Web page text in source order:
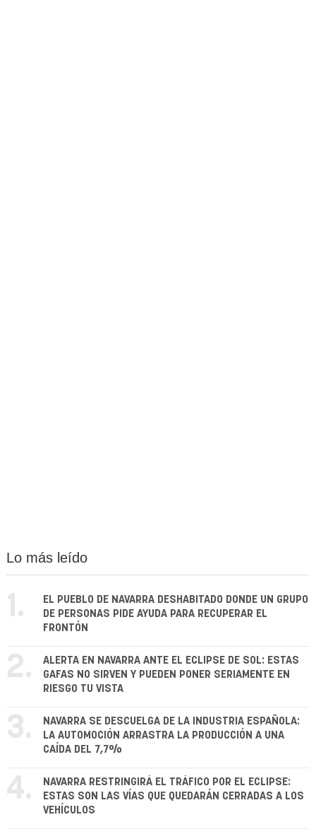
Lo más leído
1.
EL PUEBLO DE NAVARRA DESHABITADO DONDE UN GRUPO
DE PERSONAS PIDE AYUDA PARA RECUPERAR EL
FRONTÓN
2.
ALERTA EN NAVARRA ANTE EL ECLIPSE DE SOL: ESTAS
GAFAS NO SIRVEN Y PUEDEN PONER SERIAMENTE EN
RIESGO TU VISTA
3.
NAVARRA SE DESCUELGA DE LA INDUSTRIA ESPAÑOLA:
LA AUTOMOCIÓN ARRASTRA LA PRODUCCIÓN A UNA
CAÍDA DEL 7,7%
4.
NAVARRA RESTRINGIRÁ EL TRÁFICO POR EL ECLIPSE:
ESTAS SON LAS VÍAS QUE QUEDARÁN CERRADAS A LOS
VEHÍCULOS